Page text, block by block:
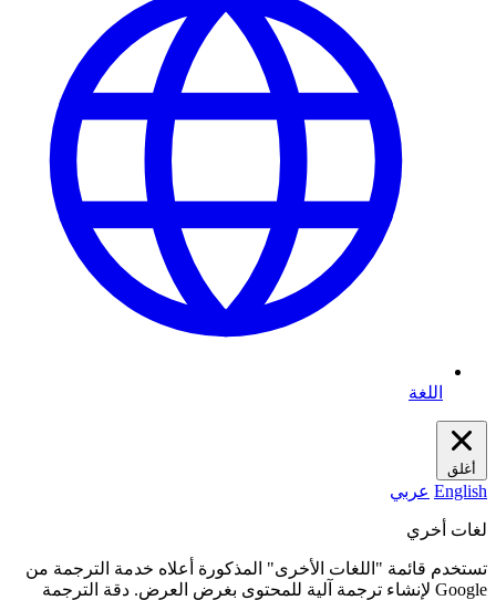
اللغة
أغلق
English عربي
لغات أخري
تستخدم قائمة "اللغات الأخرى" المذكورة أعلاه خدمة الترجمة من
Google لإنشاء ترجمة آلية للمحتوى بغرض العرض. دقة الترجمة